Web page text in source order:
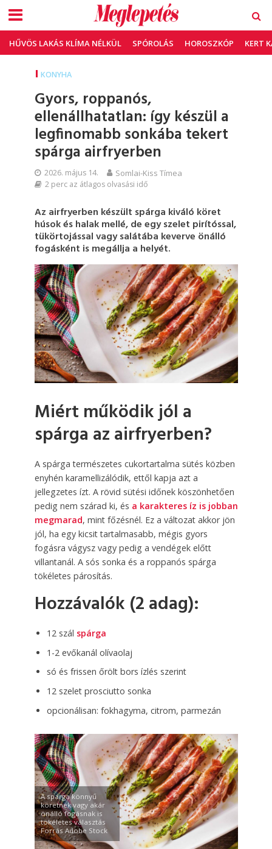
HŰVÖS LAKÁS KLÍMA NÉLKÜL SPÓROLÁS HOROSZKÓP KERT
KONYHA
Gyors, roppanós,
ellenállhatatlan: így készül a
legfinomabb sonkába tekert
spárga airfryerben
2026. május 14. Somlai-Kiss Tímea
2 perc az átlagos olvasási idő
Az airfryerben készült spárga kiváló köret
húsok és halak mellé, de egy szelet pirítóssal,
tükörtojással vagy salátába keverve önálló
fogásként is megállja a helyét.
Miért működik jól a
spárga az airfryerben?
A spárga természetes cukortartalma sütés közben
enyhén karamellizálódik, ettől kapja azt a
jellegzetes ízt. A rövid sütési időnek köszönhetően
pedig nem szárad ki, és a karakteres íz is jobban
megmarad, mint főzésnél. Ez a változat akkor jön
jól, ha egy kicsit tartalmasabb, mégis gyors
fogásra vágysz vagy pedig a vendégek előtt
villantanál. A sós sonka és a roppanós spárga
tökéletes párosítás.
Hozzávalók (2 adag):
12 szál spárga
1-2 evőkanál olívaolaj
só és frissen őrölt bors ízlés szerint
12 szelet prosciutto sonka
opcionálisan: fokhagyma, citrom, parmezán
A spárga könnyű
köretnek vagy akár
önálló fogásnak is
tökéletes választás
Forrás Adobe Stock